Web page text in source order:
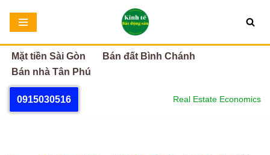
Chuyển
tới
nội
dung
Mặt tiền Sài Gòn
Bán đất Bình Chánh
Bán nhà Tân Phú
0915030516 Real Estate Economics